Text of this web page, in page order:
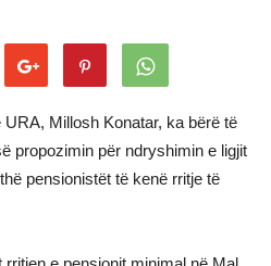
Millosh Konatar, ka bërë të
propozimin për ndryshimin e ligjit
pensionistët të kenë rritje të